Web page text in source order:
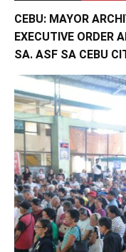
CEBU: MAYOR
EXECUTIVE ORDER
SA. ASF SA CEBU